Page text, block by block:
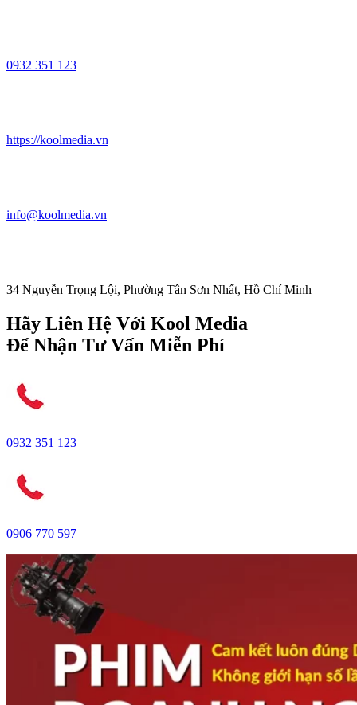
0932 351 123
https://koolmedia.vn
info@koolmedia.vn
34 Nguyễn Trọng Lội, Phường Tân Sơn Nhất, Hồ Chí Minh
Hãy Liên Hệ Với Kool Media
Để Nhận Tư Vấn Miễn Phí
0932 351 123
0906 770 597